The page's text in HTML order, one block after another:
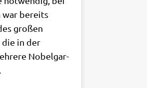
war bereits
gro­ßen
die in der
Nobel­gar­